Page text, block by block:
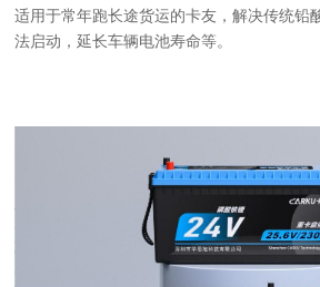
适用于常年跑长途货运的卡友，解决传统铅
法启动，延长车辆电池寿命等。